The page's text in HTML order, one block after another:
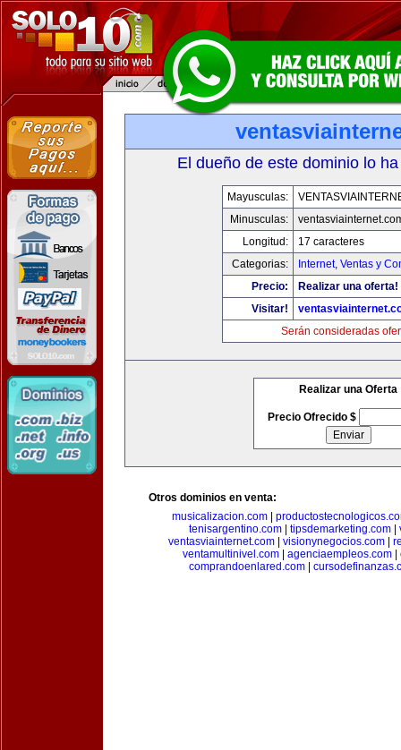
El dueño de este dominio lo
Mayusculas:
Minusculas:
Longitud:
17 caracteres
Categorias:
Internet, Ventas y
Precio:
Realizar una oferta!
Visitar!
Serán consideradas
Realizar una Oferta
Precio Ofrecido $
Otros dominios en venta:
musicalizacion.com|
tenisargentino.com
tipsdemarketing.com
ventasviainternet.com
visionynegocios.com
ventamultinivel.com| agenciaempleos.com|
comprandoenlared.com|